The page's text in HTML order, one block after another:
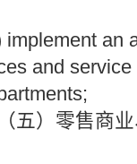
implement an
and
五）零售商业